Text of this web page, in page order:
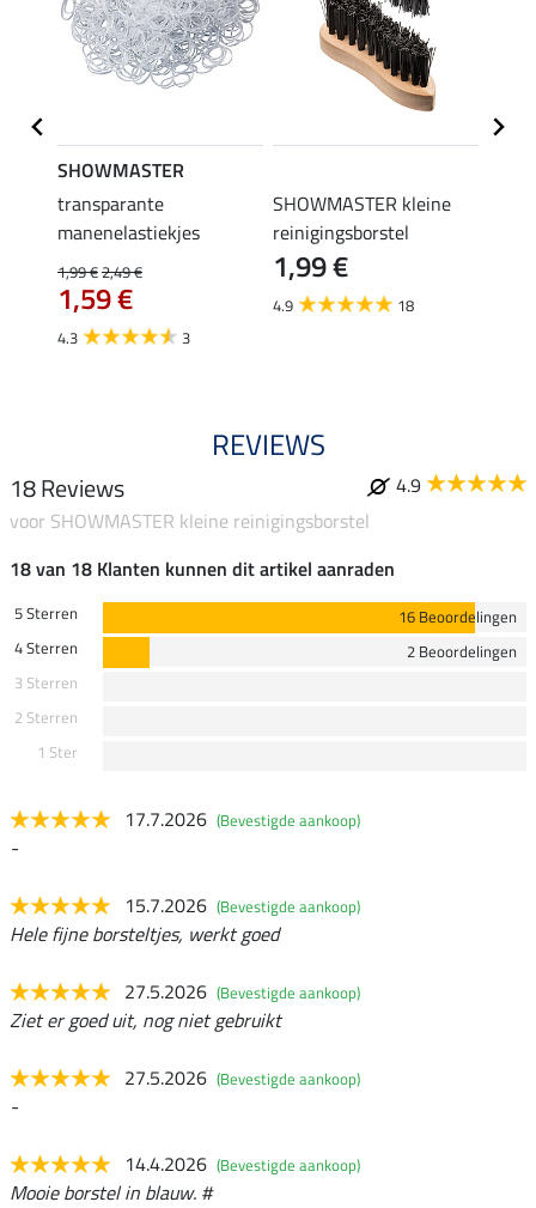
SHOWMASTER
transparante
manenelastiekjes
1,99 €2,49 €
1,59 €
4.3 3
SHOWMASTER kleine
reinigingsborstel
1,99 €
4.9 18
REVIEWS
18 Reviews
4.9
voor SHOWMASTER kleine reinigingsborstel
18 van 18 Klanten kunnen dit artikel aanraden
5 Sterren
16 Beoordelingen
4 Sterren
2 Beoordelingen
3 Sterren
2 Sterren
1 Ster
17.7.2026 (Bevestigde aankoop)
-
15.7.2026 (Bevestigde aankoop)
Hele fijne borsteltjes, werkt goed
27.5.2026 (Bevestigde aankoop)
Ziet er goed uit, nog niet gebruikt
27.5.2026 (Bevestigde aankoop)
-
14.4.2026 (Bevestigde aankoop)
Mooie borstel in blauw. #